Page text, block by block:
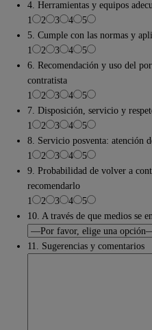
4. Herramientas y equipos
1
2 3 4
5
5. Cumple con las normas y
1
2 3 4
5
6. Recomendación y uso del
contratista
1
2 3 4
5
7. Disposición, servicio y
1
2 3 4
5
8. Servicio posventa: atención
1
2 3 4
5
9. Probabilidad de volver a
recomendarlo
1
2 3 4
5
10. A través de que medios se
11. Sugerencias y comentarios